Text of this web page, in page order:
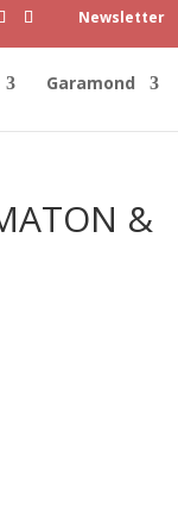
Newsletter
Garamond
&